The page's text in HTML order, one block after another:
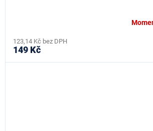
123,14 Kč bez DPH
149 Kč